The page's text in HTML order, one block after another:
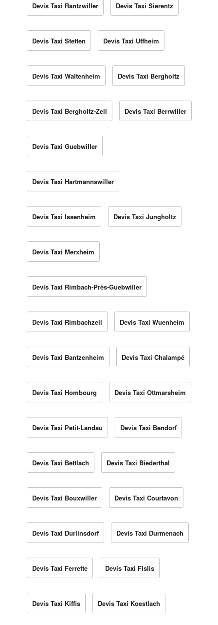
Devis Taxi Rantzwiller Devis Taxi Sierentz
Devis Taxi Stetten Devis Taxi Uffheim
Devis Taxi Waltenheim Devis Taxi Bergholtz
Devis Taxi Bergholtz-Zell Devis Taxi Berrwiller
Devis Taxi Guebwiller
Devis Taxi Hartmannswiller
Devis Taxi Issenheim Devis Taxi Jungholtz
Devis Taxi Merxheim
Devis Taxi Rimbach-Près-Guebwiller
Devis Taxi Rimbachzell Devis Taxi Wuenheim
Devis Taxi Bantzenheim Devis Taxi Chalampé
Devis Taxi Hombourg Devis Taxi Ottmarsheim
Devis Taxi Petit-Landau Devis Taxi Bendorf
Devis Taxi Bettlach Devis Taxi Biederthal
Devis Taxi Bouxwiller Devis Taxi Courtavon
Devis Taxi Durlinsdorf Devis Taxi Durmenach
Devis Taxi Ferrette Devis Taxi Fislis
Devis Taxi Kiffis Devis Taxi Koestlach